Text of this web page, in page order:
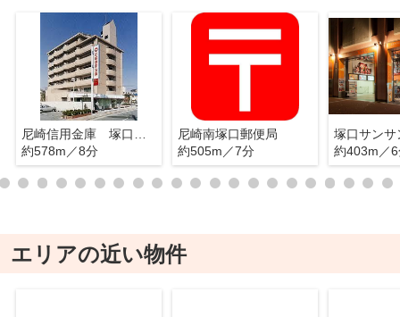
約578m／8分
尼崎南塚口郵便局
約505m／7分
塚口サンサ
約403m／
エリアの近い物件